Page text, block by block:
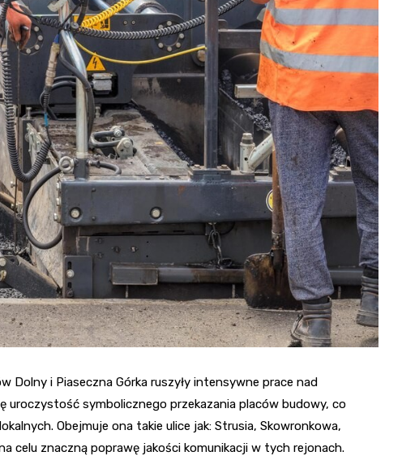
Dolny i Piaseczna Górka ruszyły intensywne prace nad
uroczystość symbolicznego przekazania placów budowy, co
Obejmuje ona takie ulice jak: Strusia, Skowronkowa,
celu znaczną poprawę jakości komunikacji w tych rejonach.